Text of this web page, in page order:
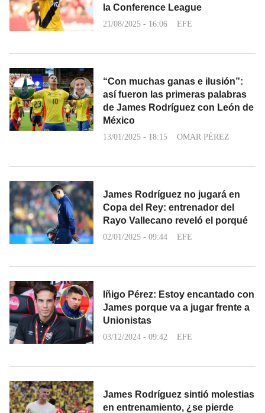
la Conference League
21/08/2025 - 16:06 EFE
“Con muchas ganas e ilusión”:
así fueron las primeras palabras
de James Rodríguez con León de
México
13/01/2025 - 18:15 OMAR PÉREZ
James Rodríguez no jugará en
Copa del Rey: entrenador del
Rayo Vallecano reveló el porqué
02/01/2025 - 09:44 EFE
Iñigo Pérez: Estoy encantado con
James porque va a jugar frente a
Unionistas
03/12/2024 - 09:42 EFE
James Rodríguez sintió molestias
en entrenamiento, ¿se pierde